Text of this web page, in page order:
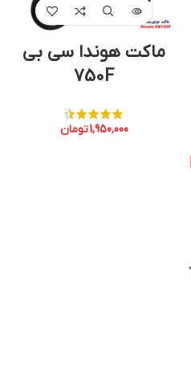
ماکت هوندا سی بی
750F
1,950,000تومان